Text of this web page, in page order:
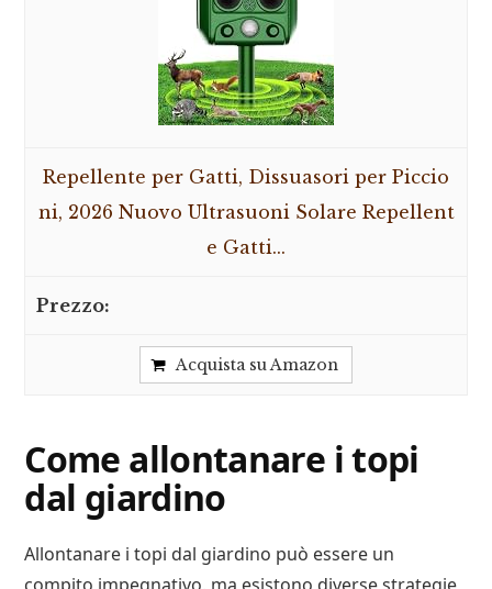
Repellente per Gatti, Dissuasori per Piccio
ni, 2026 Nuovo Ultrasuoni Solare Repellent
e Gatti...
Acquista su Amazon
Come allontanare i topi
dal giardino
Allontanare i topi dal giardino può essere un